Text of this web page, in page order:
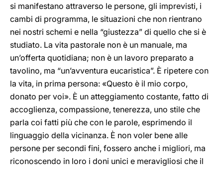
si manifestano attraverso le persone, gli imprevisti, i
cambi di programma, le situazioni che non rientrano
nei nostri schemi e nella “giustezza” di quello che si è
studiato. La vita pastorale non è un manuale, ma
un’offerta quotidiana; non è un lavoro preparato a
tavolino, ma “un’avventura eucaristica”. È ripetere con
la vita, in prima persona: «Questo è il mio corpo,
donato per voi». È un atteggiamento costante, fatto di
accoglienza, compassione, tenerezza, uno stile che
parla coi fatti più che con le parole, esprimendo il
linguaggio della vicinanza. È non voler bene alle
persone per secondi fini, fossero anche i migliori, ma
riconoscendo in loro i doni unici e meravigliosi che il